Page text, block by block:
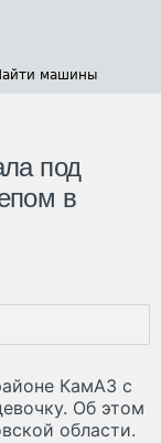
машины
под
в
КамАЗ с
Об этом
области.